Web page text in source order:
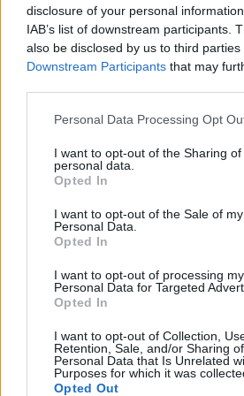
disclosure of your personal
IAB’s list of downstream participants.
also be disclosed by us to third parties
Downstream Participants that may
Personal Data Processing Opt
I want to opt-out of the Sharing of
personal data.
Opted In
I want to opt-out of the Sale of my
Personal Data.
Opted In
I want to opt-out of processing my
Personal Data for Targeted
Opted In
I want to opt-out of Collection,
Retention, Sale, and/or Sharing
Personal Data that Is Unrelated
Purposes for which it was
Opted Out
ADV
Commenti
Accedi o
L'email è richiesta ma non verrà mostrata ai
commento esprime il pensiero dell'autore e non
di VareseNews.it, che rimane autonoma e
possono essere automaticamente pubblicati
che includano uno o più link a siti esterni